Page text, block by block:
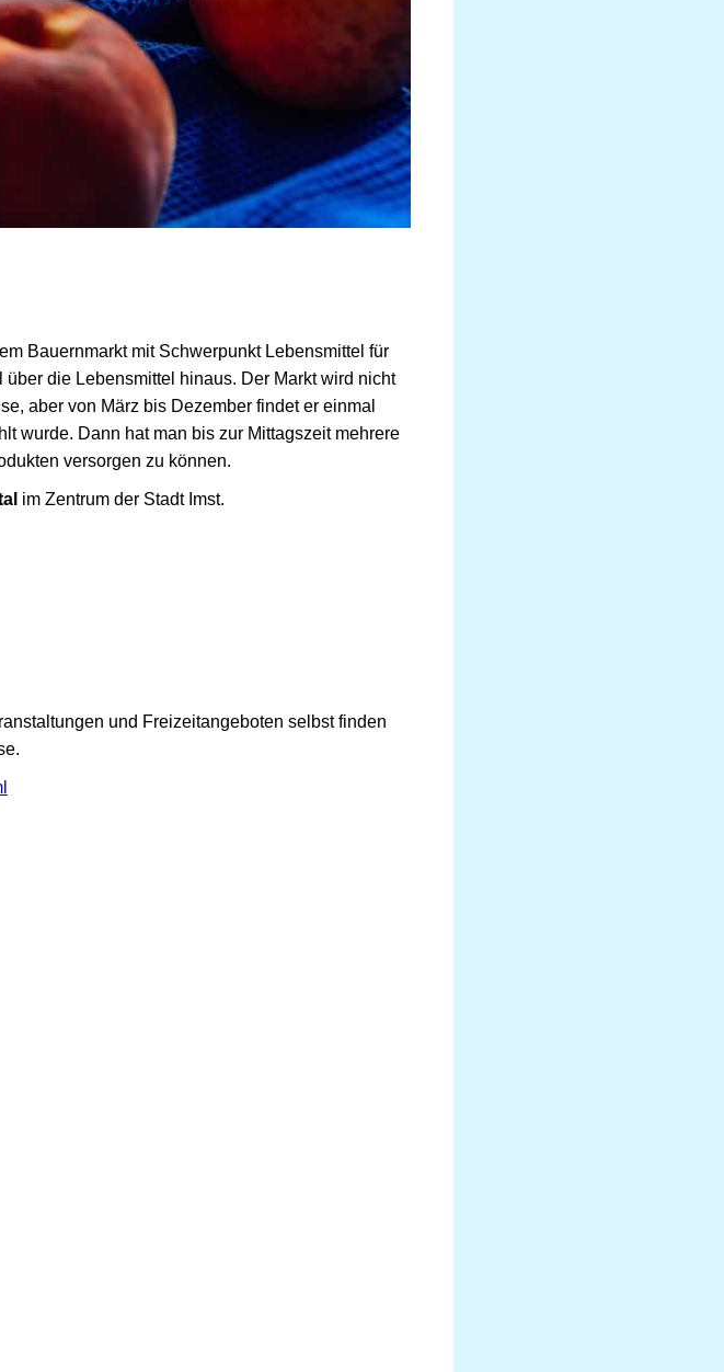
Bauernmarkt mit Schwerpunkt Lebensmittel für
die Lebensmittel hinaus. Der Markt wird nicht
aber von März bis Dezember findet er einmal
wurde. Dann hat man bis zur Mittagszeit mehrere
versorgen zu können.
im Zentrum der Stadt Imst.
und Freizeitangeboten selbst finden